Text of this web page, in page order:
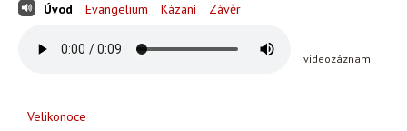
Úvod Evangelium Kázání Závěr
videozáznam
Velikonoce